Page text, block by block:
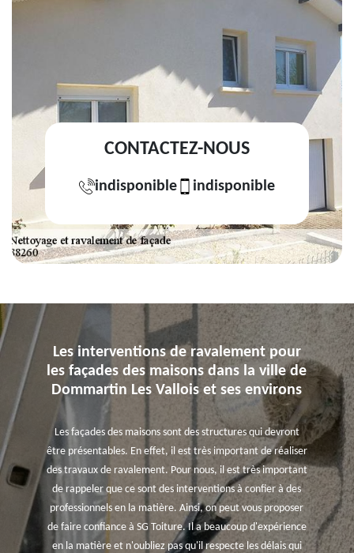
CONTACTEZ-NOUS
indisponible indisponible
Les interventions de ravalement pour
les façades des maisons dans la ville de
Dommartin Les Vallois et ses environs
Les façades des maisons sont des structures qui devront
être présentables. En effet, il est très important de réaliser
des travaux de ravalement. Pour nous, il est très important
de rappeler que ce sont des interventions à confier à des
professionnels en la matière. Ainsi, on peut vous proposer
de faire confiance à SG Toiture. Il a beaucoup d'expérience
en la matière et n'oubliez pas qu'il respecte les délais qui